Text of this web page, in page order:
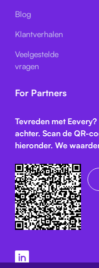
Blog
Klantverhalen
Veelgestelde
vragen
For Partners
Tevreden met
achter. Scan de QR-
hieronder. We